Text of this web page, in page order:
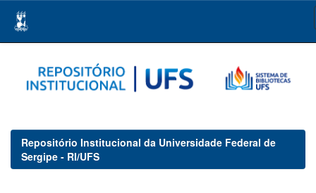
navigation
Repositório Institucional da Universidade Federal de
Sergipe - RI/UFS